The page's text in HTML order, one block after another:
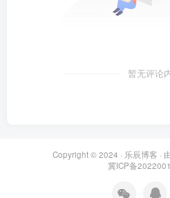
暂无评论
Copyright © 2024 · 乐辰博客 ·
冀ICP备